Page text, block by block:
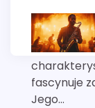
fascynuje
Jego…